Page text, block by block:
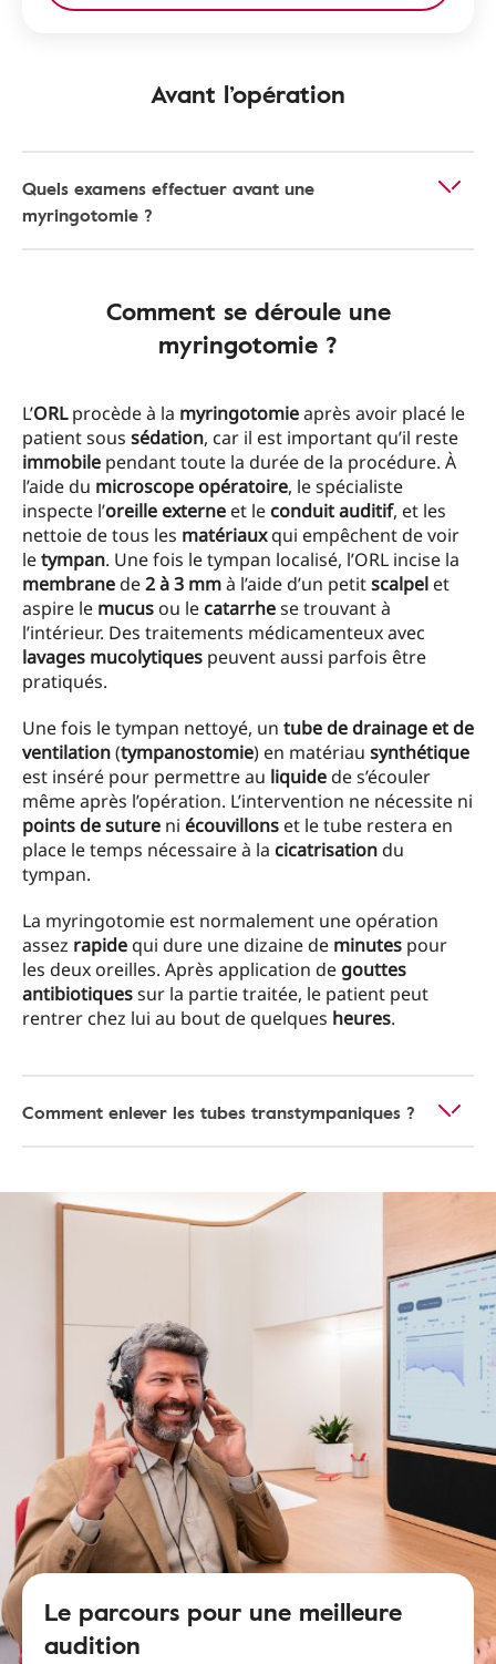
Avant l’opération
Quels examens effectuer avant une
myringotomie ?
Comment se déroule une
myringotomie ?
L’ORLprocède à la myringotomieaprès avoir placé le
patient sous sédation, car il est important qu’il reste
immobile pendant toute la durée de la procédure. À
l’aide du microscope opératoire, le spécialiste
inspecte l’oreille externe et le conduit auditif, et les
nettoie de tous les matériauxqui empêchent de voir
letympan. Une fois le tympan localisé, l’ORL incise la
membranede2 à 3 mmà l’aide d’un petitscalpel et
aspire le mucusou le catarrhese trouvant à
l’intérieur. Des traitements médicamenteux avec
lavages mucolytiques peuvent aussi parfois être
pratiqués.
Une fois le tympan nettoyé, un tube de drainage et de
ventilation(tympanostomie) en matériau synthétique
est inséré pour permettre au liquidede s’écouler
même après l’opération. L’intervention ne nécessite ni
points de suture ni écouvillons et le tube restera en
place le temps nécessaire à la cicatrisationdu
tympan.
La myringotomie est normalement une opération
assez rapidequi dure une dizaine de minutes pour
les deux oreilles. Après application degouttes
antibiotiquessur la partie traitée, le patient peut
rentrer chez lui au bout de quelques heures.
Comment enlever les tubes transtympaniques ?
Le parcours pour une meilleure
audition